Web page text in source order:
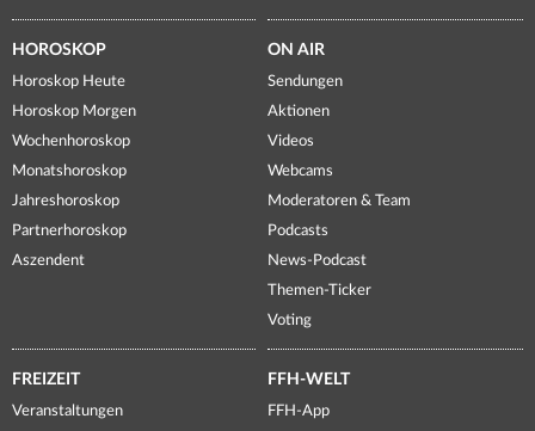
HOROSKOP
Horoskop Heute
Horoskop Morgen
Wochenhoroskop
Monatshoroskop
Jahreshoroskop
Partnerhoroskop
Aszendent
ON AIR
Sendungen
Aktionen
Videos
Webcams
Moderatoren & Team
Podcasts
News-Podcast
Themen-Ticker
Voting
FREIZEIT
Veranstaltungen
FFH-WELT
FFH-App